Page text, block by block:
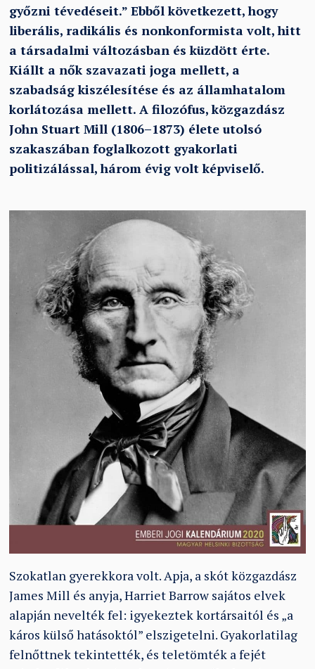
győzni tévedéseit.” Ebből következett, hogy
liberális, radikális és nonkonformista volt, hitt
a társadalmi változásban és küzdött érte.
Kiállt a nők szavazati joga mellett, a
szabadság kiszélesítése és az államhatalom
korlátozása mellett. A filozófus, közgazdász
John Stuart Mill (1806–1873) élete utolsó
szakaszában foglalkozott gyakorlati
politizálással, három évig volt képviselő.
Szokatlan gyerekkora volt. Apja, a skót közgazdász
James Mill és anyja, Harriet Barrow sajátos elvek
alapján nevelték fel: igyekeztek kortársaitól és „a
káros külső hatásoktól” elszigetelni. Gyakorlatilag
felnőttnek tekintették, és teletömték a fejét